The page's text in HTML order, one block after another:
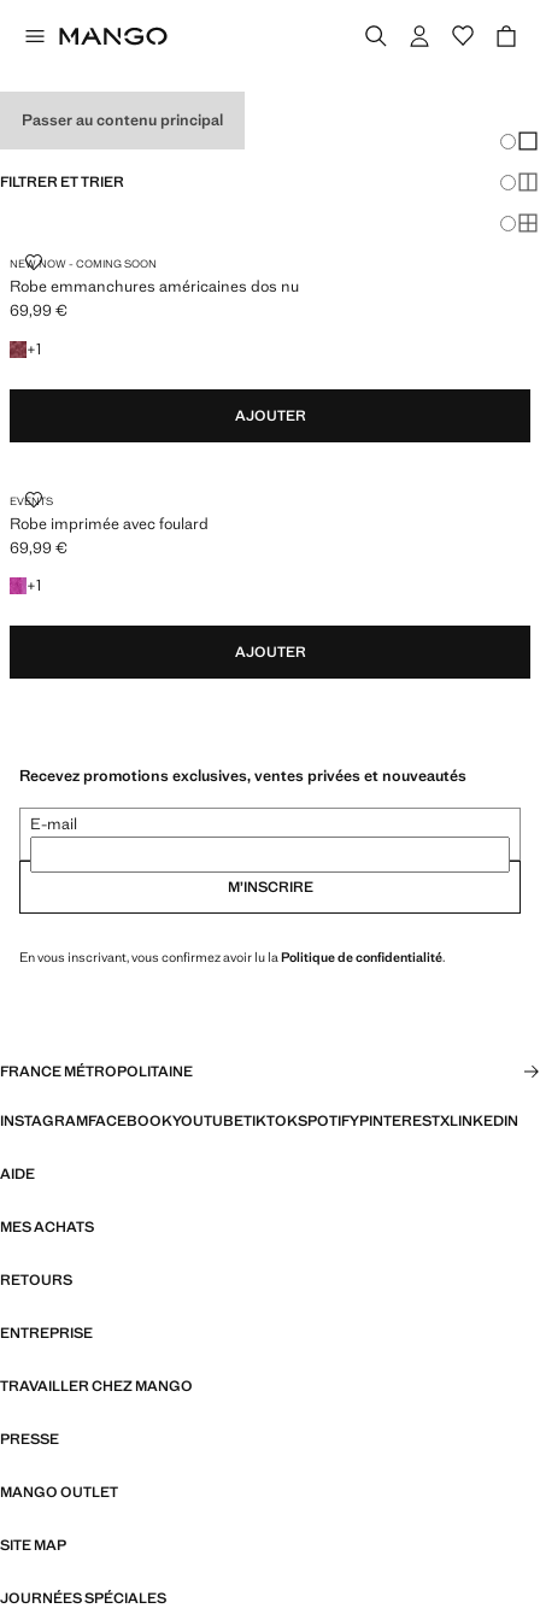
Passer au contenu principal
FILTRER ET TRIER
NEW NOW - COMING SOON
Robe emmanchures américaines dos nu
ROBE EMMANCHURES AMÉRICAINES DOS NU
Prix actuel [69,99 € ]
69,99 €
+1
+1 couleur
AJOUTER
EVENTS
Robe imprimée avec foulard
ROBE IMPRIMÉE AVEC FOULARD
Prix actuel [69,99 € ]
69,99 €
+1
+1 couleur
AJOUTER
Recevez promotions exclusives, ventes privées et nouveautés
E-mail
M’INSCRIRE
En vous inscrivant, vous confirmez avoir lu la Politique de confidentialité.
FRANCE MÉTROPOLITAINE
INSTAGRAMFACEBOOKYOUTUBETIKTOKSPOTIFYPINTERESTXLINKEDIN
AIDE
MES ACHATS
RETOURS
ENTREPRISE
TRAVAILLER CHEZ MANGO
PRESSE
MANGO OUTLET
SITE MAP
JOURNÉES SPÉCIALES